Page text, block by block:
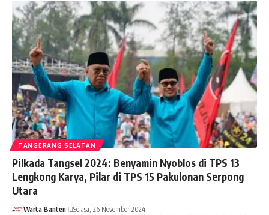
TANGERANG SELATAN
Pilkada Tangsel 2024: Benyamin Nyoblos di TPS 13
Lengkong Karya, Pilar di TPS 15 Pakulonan Serpong
Utara
Warta Banten Selasa, 26 November 2024